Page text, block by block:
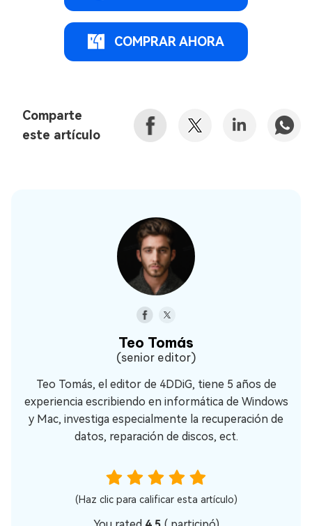
COMPRAR AHORA
Comparte
este artículo
Teo Tomás
(senior editor)
Teo Tomás, el editor de 4DDiG, tiene 5 años de
experiencia escribiendo en informática de Windows
y Mac, investiga especialmente la recuperación de
datos, reparación de discos, ect.
(Haz clic para calificar esta artículo)